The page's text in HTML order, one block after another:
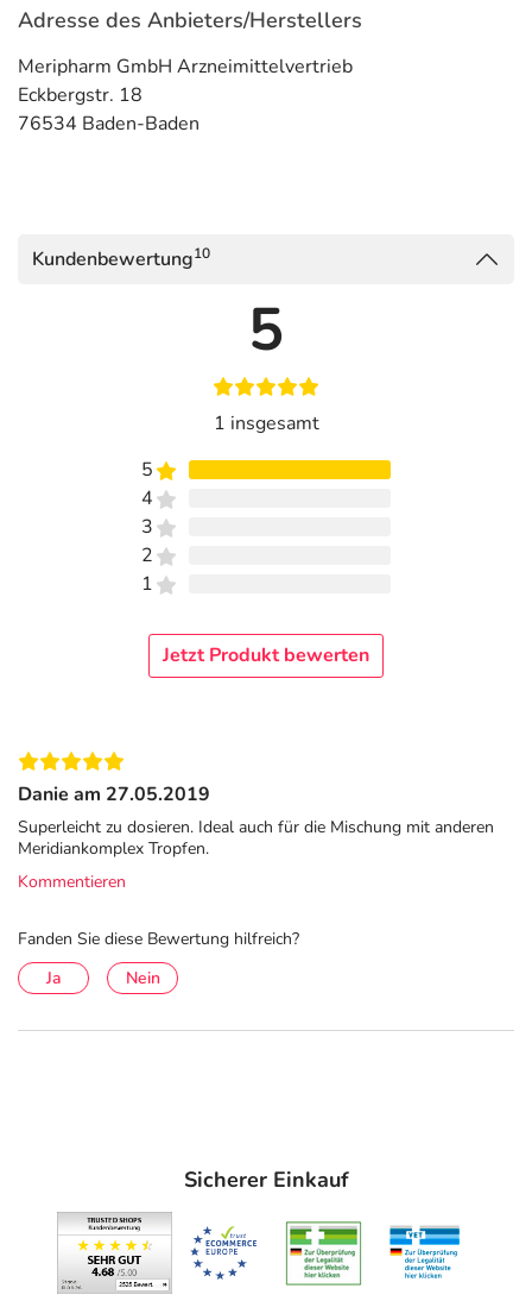
Adresse des Anbieters/Herstellers
Meripharm GmbH Arzneimittelvertrieb
Eckbergstr. 18
76534 Baden-Baden
Kundenbewertung10
5
1 insgesamt
5
4
3
2
1
Jetzt Produkt bewerten
Danie am 27.05.2019
Superleicht zu dosieren. Ideal auch für die Mischung mit anderen
Meridiankomplex Tropfen.
Kommentieren
Fanden Sie diese Bewertung hilfreich?
Ja
Nein
Sicherer Einkauf